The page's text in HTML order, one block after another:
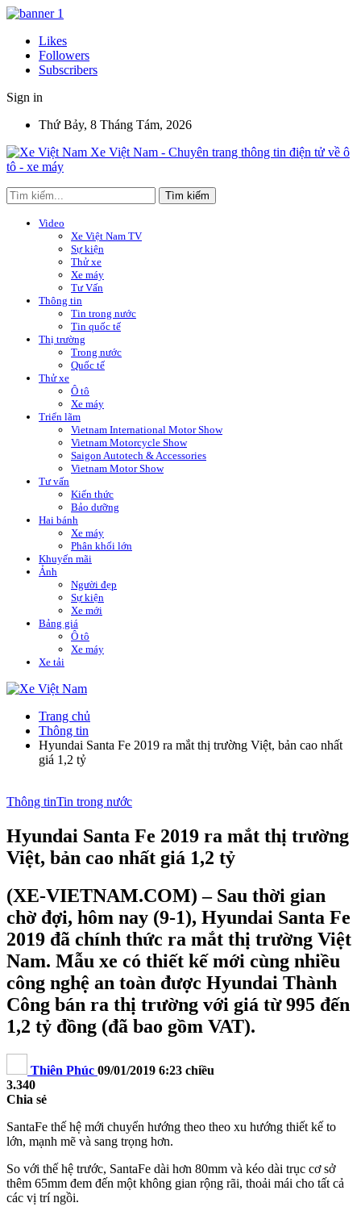
Likes
Followers
Subscribers
Sign in
Thứ Bảy, 8 Tháng Tám, 2026
Xe Việt Nam - Chuyên trang thông tin điện tử về ô
tô - xe máy
Video
Xe Việt Nam TV
Sự kiện
Thử xe
Xe máy
Tư Vấn
Thông tin
Tin trong nước
Tin quốc tế
Thị trường
Trong nước
Quốc tế
Thử xe
Ô tô
Xe máy
Triển lãm
Vietnam International Motor Show
Vietnam Motorcycle Show
Saigon Autotech & Accessories
Vietnam Motor Show
Tư vấn
Kiến thức
Bảo dưỡng
Hai bánh
Xe máy
Phân khối lớn
Khuyến mãi
Ảnh
Người đẹp
Sự kiện
Xe mới
Bảng giá
Ô tô
Xe máy
Xe tải
Trang chủ
Thông tin
Hyundai Santa Fe 2019 ra mắt thị trường Việt, bản cao nhất
giá 1,2 tỷ
Thông tinTin trong nước
Hyundai Santa Fe 2019 ra mắt thị trường
Việt, bản cao nhất giá 1,2 tỷ
(XE-VIETNAM.COM) – Sau thời gian
chờ đợi, hôm nay (9-1), Hyundai Santa Fe
2019 đã chính thức ra mắt thị trường Việt
Nam. Mẫu xe có thiết kế mới cùng nhiều
công nghệ an toàn được Hyundai Thành
Công bán ra thị trường với giá từ 995 đến
1,2 tỷ đồng (đã bao gồm VAT).
Thiên Phúc 09/01/2019 6:23 chiều
3.340
Chia sẻ
SantaFe thế hệ mới chuyển hướng theo theo xu hướng thiết kế to
lớn, mạnh mẽ và sang trọng hơn.
So với thế hệ trước, SantaFe dài hơn 80mm và kéo dài trục cơ sở
thêm 65mm đem đến một không gian rộng rãi, thoải mái cho tất cả
các vị trí ngồi.